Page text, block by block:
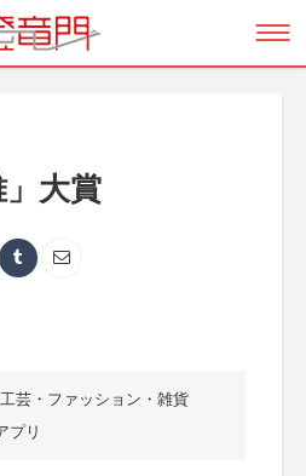
大賞
工芸・ファッション・雑貨
プリ